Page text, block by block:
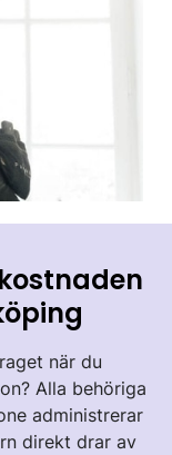
när du
Alla behöriga
administrerar
direkt drar av